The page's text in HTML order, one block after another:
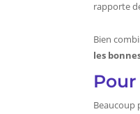
rapporte
Bien
les
Beaucoup